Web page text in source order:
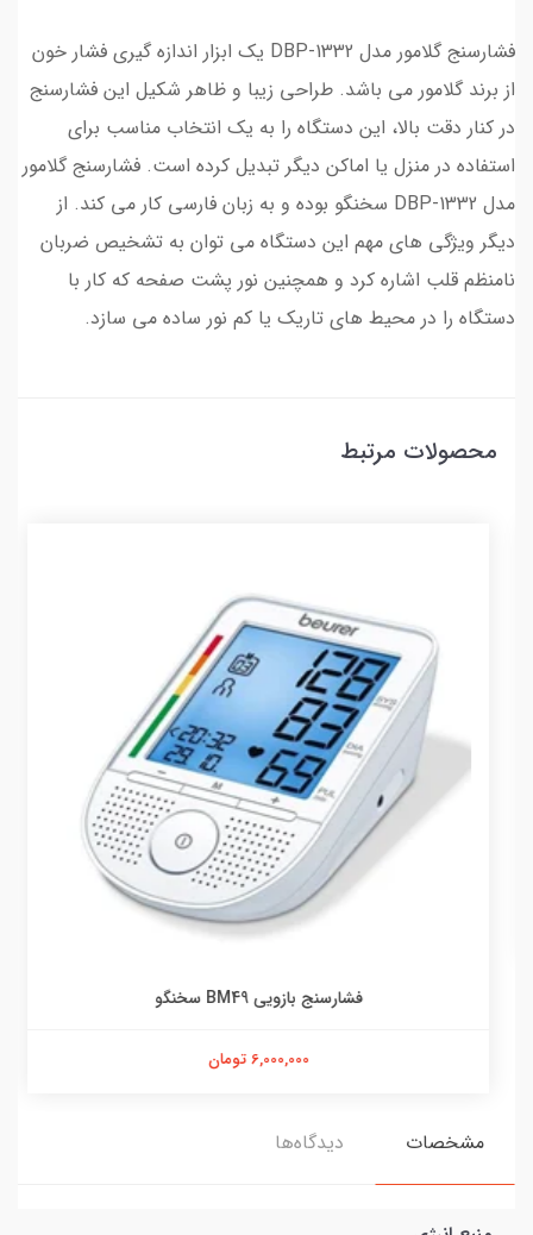
فشارسنج گلامور مدل DBP-1332 یک ابزار اندازه گیری فشار خون
از برند گلامور می باشد. طراحی زیبا و ظاهر شکیل این فشارسنج
در کنار دقت بالا، این دستگاه را به یک انتخاب مناسب برای
استفاده در منزل یا اماکن دیگر تبدیل کرده است. فشارسنج گلامور
مدل DBP-1332 سخنگو بوده و به زبان فارسی کار می کند. از
دیگر ویژگی های مهم این دستگاه می توان به تشخیص ضربان
نامنظم قلب اشاره کرد و همچنین نور پشت صفحه که کار با
دستگاه را در محیط های تاریک یا کم نور ساده می سازد.
محصولات مرتبط
فشارسنج بازویی BM49 سخنگو
6,000,000 تومان
مشخصات دیدگاه‌ها